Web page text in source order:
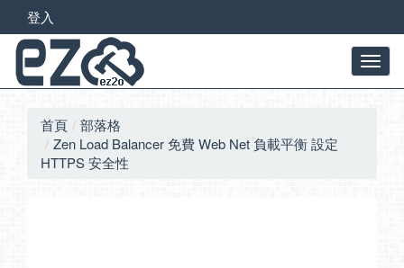
登入
首頁
部落格
Zen Load Balancer 免費 Web Net 負載平衡 設定
HTTPS 安全性